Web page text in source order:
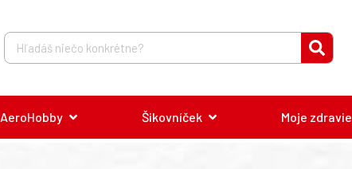
AeroHobby Šikovníček Moje zdravie